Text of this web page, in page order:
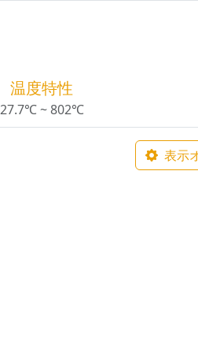
温度特性
27.7℃ ~ 802℃
表示